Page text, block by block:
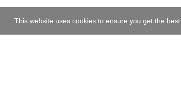
This website uses cookies to ensure you get the